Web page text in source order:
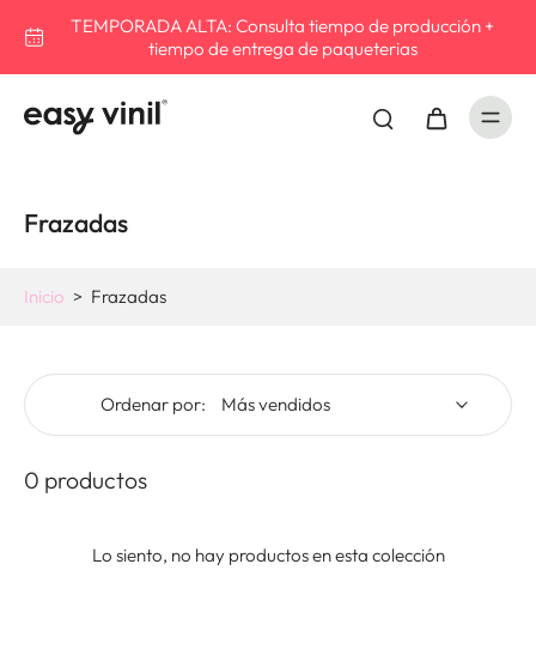
TEMPORADA ALTA: Consulta tiempo de producción +
tiempo de entrega de paqueterias
Frazadas
Inicio > Frazadas
Ordenar por:
0 productos
Lo siento, no hay productos en esta colección